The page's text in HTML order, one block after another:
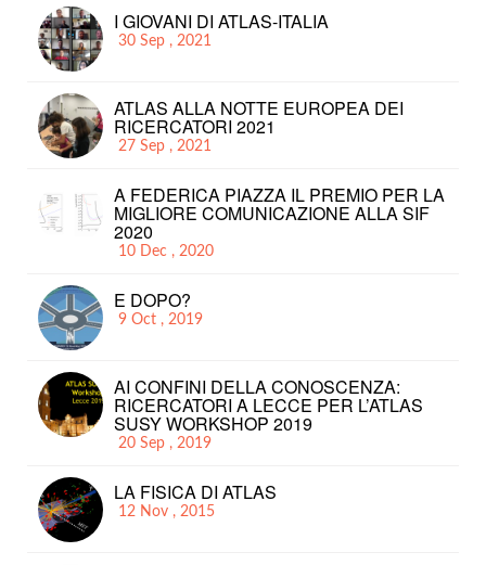
I GIOVANI DI ATLAS-ITALIA
30 Sep , 2021
ATLAS ALLA NOTTE EUROPEA DEI
RICERCATORI 2021
27 Sep , 2021
A FEDERICA PIAZZA IL PREMIO PER LA
MIGLIORE COMUNICAZIONE ALLA SIF
2020
10 Dec , 2020
E DOPO?
9 Oct , 2019
AI CONFINI DELLA CONOSCENZA:
RICERCATORI A LECCE PER L’ATLAS
SUSY WORKSHOP 2019
20 Sep , 2019
LA FISICA DI ATLAS
12 Nov , 2015